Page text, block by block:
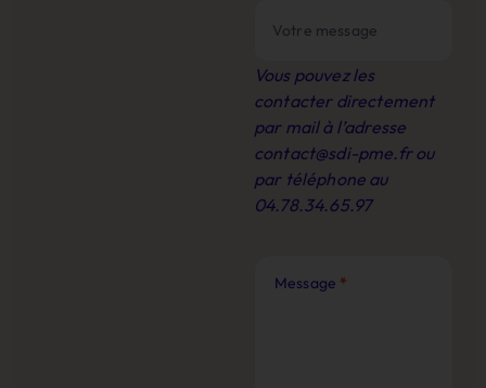
Vous pouvez les
contacter directement
par mail à l’adresse
contact@sdi-pme.frou
par téléphone au
04.78.34.65.97
Message *